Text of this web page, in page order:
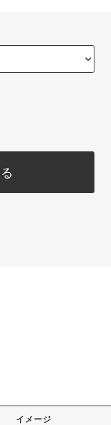
イメージ